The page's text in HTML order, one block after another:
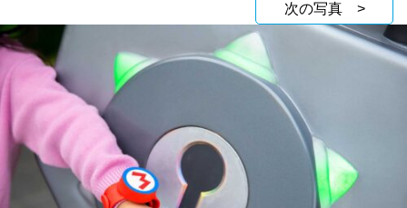
次の写真 >